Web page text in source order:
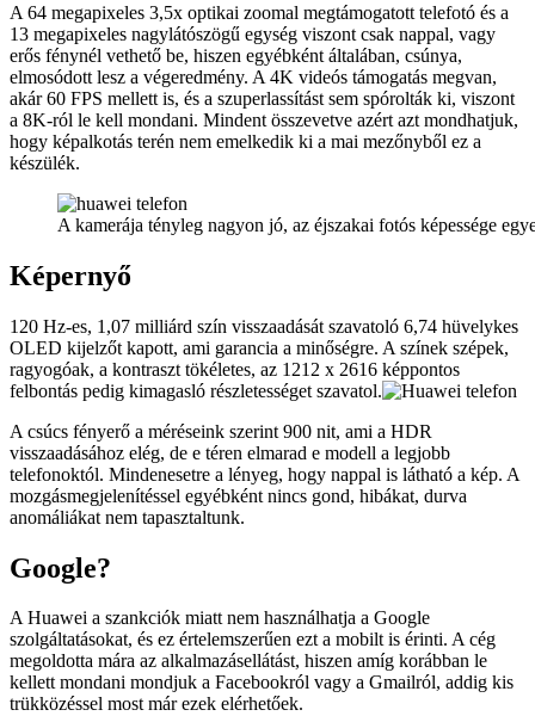
A 64 megapixeles 3,5x optikai zoomal megtámogatott telefotó és a
13 megapixeles nagylátószögű egység viszont csak nappal, vagy
erős fénynél vethető be, hiszen egyébként általában, csúnya,
elmosódott lesz a végeredmény. A 4K videós támogatás megvan,
akár 60 FPS mellett is, és a szuperlassítást sem spórolták ki, viszont
a 8K-ról le kell mondani. Mindent összevetve azért azt mondhatjuk,
hogy képalkotás terén nem emelkedik ki a mai mezőnyből ez a
készülék.
A kamerája tényleg nagyon jó, az éjszakai fotós képessége
Képernyő
120 Hz-es, 1,07 milliárd szín visszaadását szavatoló 6,74 hüvelykes
OLED kijelzőt kapott, ami garancia a minőségre. A színek szépek,
ragyogóak, a kontraszt tökéletes, az 1212 x 2616 képpontos
felbontás pedig kimagasló részletességet szavatol.
A csúcs fényerő a méréseink szerint 900 nit, ami a HDR
visszaadásához elég, de e téren elmarad e modell a legjobb
telefonoktól. Mindenesetre a lényeg, hogy nappal is látható a kép. A
mozgásmegjelenítéssel egyébként nincs gond, hibákat, durva
anomáliákat nem tapasztaltunk.
Google?
A Huawei a szankciók miatt nem használhatja a Google
szolgáltatásokat, és ez értelemszerűen ezt a mobilt is érinti. A cég
megoldotta mára az alkalmazásellátást, hiszen amíg korábban le
kellett mondani mondjuk a Facebookról vagy a Gmailról, addig kis
trükközéssel most már ezek elérhetőek.